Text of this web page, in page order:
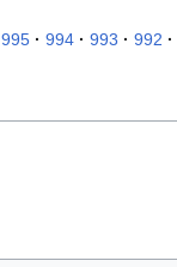
992
993
994
995